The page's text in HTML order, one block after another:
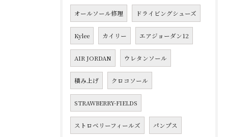
オールソール修理 ドライビングシューズ
Kylee カイリー エアジョーダン12
AIR JORDAN ウレタンソール
積み上げ クロコソール
STRAWBERRY-FIELDS
ストロベリーフィールズ パンプス